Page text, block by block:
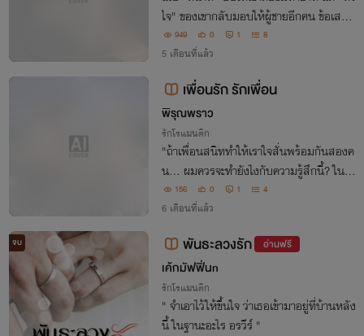
ใจ" ของเขากลับมอบให้ผู้ชายอีกคน ข้อเสนอ
อัปยศจึงเกิดขึ้น... "ธัน... ช่วยทำให้กอหญ้า
ท้องที"
949 0 1 8
5 เดือนที่แล้ว
เพื่อนรัก รักเพื่อน
พิรุณพราว
รักโรแมนติก
"ถ้าเพื่อนสนิททำให้เราใจสั่นพร้อมกันสองค
น... ผมควรจะทำยังไงกับความรู้สึกนี้? ในโล
กที่มิตรภาพสวยงามเกินกว่าจะทำลาย ผมเลื
อกที่จะหยุดนาฬิกาหัวใจตัวเองไว้ เพื่อให้คำว่
156 0 1 4
6 เดือนที่แล้ว
จบ พันธะลวงรัก อ่านฟรี
เค้กมัฟฟิ่นn
รักโรแมนติก
" จำเอาไว้ให้ขึ้นใจ ว่าเธอเข้ามาอยู่ที่บ้านหลัง
นี้ ในฐานะอะไร อรวีร์ "